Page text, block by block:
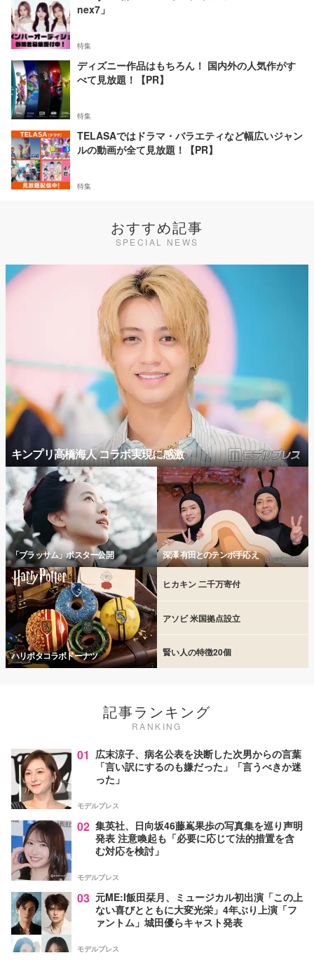
nex7」
特集
ディズニー作品はもちろん！ 国内外の人気作がす
べて見放題！【PR】
特集
TELASAではドラマ・バラエティなど幅広いジャン
ルの動画が全て見放題！【PR】
特集
おすすめ記事
SPECIAL NEWS
キンプリ高橋海人 コラボ実現に感激
「ブラッサム」ポスター公開 深澤 有田とのテンポ手応え
ハリポタコラボドーナツ
ヒカキン 二千万寄付
アソビ 米国拠点設立
賢い人の特徴20個
記事ランキング
RANKING
01 広末涼子、病名公表を決断した次男からの言葉
「言い訳にするのも嫌だった」「言うべきか迷
った」
モデルプレス
02 集英社、日向坂46藤嶌果歩の写真集を巡り声明
発表 注意喚起も「必要に応じて法的措置を含
む対応を検討」
モデルプレス
03 元ME:I飯田栞月、ミュージカル初出演「この上
ない喜びとともに大変光栄」4年ぶり上演「フ
ァントム」城田優らキャスト発表
モデルプレス